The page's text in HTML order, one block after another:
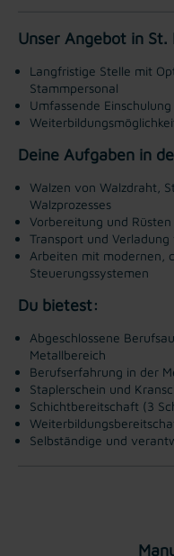
Unser Angebot in
Langfristige Stelle mit
Stammpersonal
Umfassende Einschulung
Deine Aufgaben in
Walzen von Walzdraht,
Walzprozesses
Vorbereitung und
Transport und
Arbeiten mit ​modernen,
Steuerungssystemen
Du bietest:
Abgeschlossene
Metallbereich
Berufserfahrung in der
Staplerschein und
Schichtbereitschaft (3
Selbständige und